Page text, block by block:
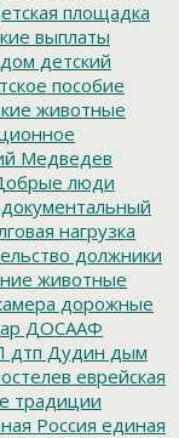
площадка
выплаты
детский
пособие
животные
Медведев
люди
документальный
нагрузка
должники
животные
дорожные
ДОСААФ
дтп Дудин дым
еврейская
традиции
Россия единая